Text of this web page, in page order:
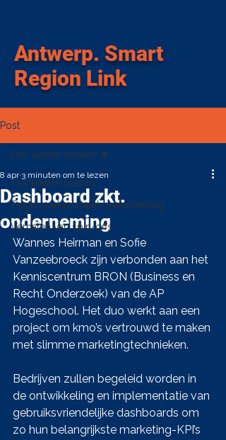
Antwerp. Smart
Region Link
Post
Ons laatste nieuws
Onderzoeker zoekt onderneming
Verhalen van spin-offs
Ons laatste nieuws
Dashboard zkt.
onderneming
8 apr 3 minuten om te lezen
Wannes Heirman en Sofie
Vanzeebroeck zijn verbonden aan het
Kenniscentrum BRON (Business en
Recht Onderzoek) van de AP
Hogeschool. Het duo werkt aan een
project om kmo’s vertrouwd te maken
met slimme marketingtechnieken.
Bedrijven zullen begeleid worden in
de ontwikkeling en implementatie van
gebruiksvriendelijke dashboards om
zo hun belangrijkste marketing-KPI’s